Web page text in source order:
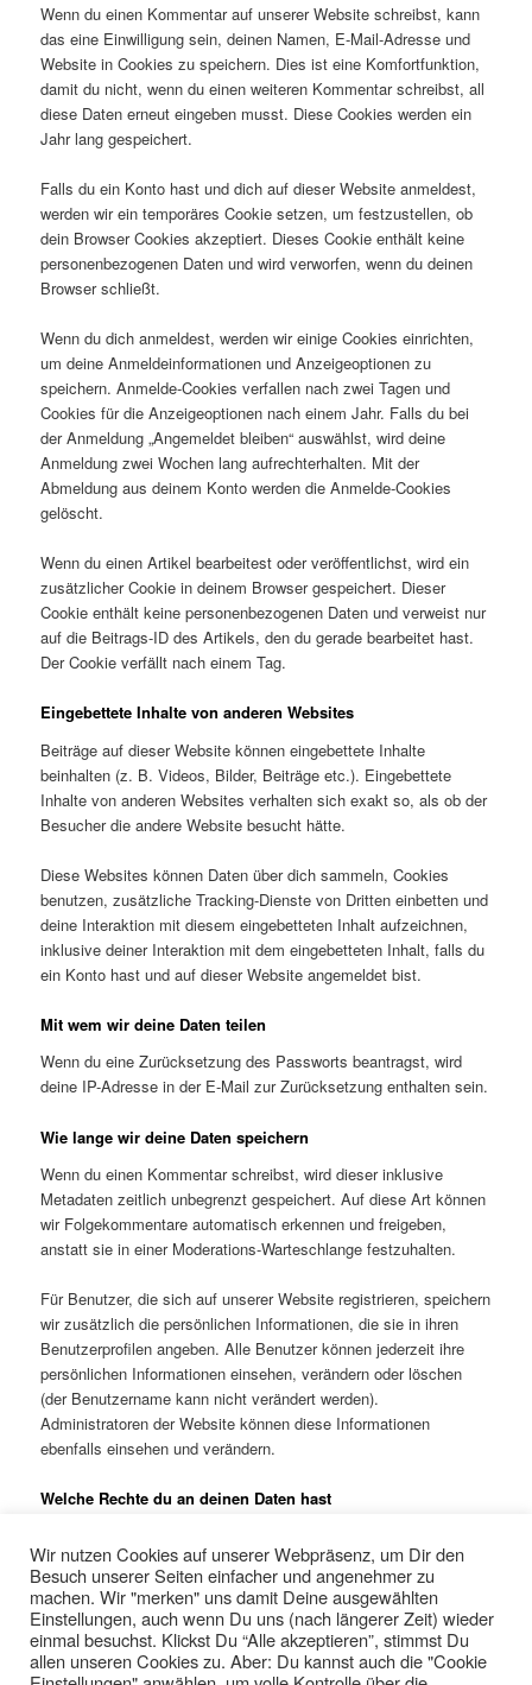
Wenn du einen Kommentar auf unserer Website schreibst, kann
das eine Einwilligung sein, deinen Namen, E-Mail-Adresse und
Website in Cookies zu speichern. Dies ist eine Komfortfunktion,
damit du nicht, wenn du einen weiteren Kommentar schreibst, all
diese Daten erneut eingeben musst. Diese Cookies werden ein
Jahr lang gespeichert.
Falls du ein Konto hast und dich auf dieser Website anmeldest,
werden wir ein temporäres Cookie setzen, um festzustellen, ob
dein Browser Cookies akzeptiert. Dieses Cookie enthält keine
personenbezogenen Daten und wird verworfen, wenn du deinen
Browser schließt.
Wenn du dich anmeldest, werden wir einige Cookies einrichten,
um deine Anmeldeinformationen und Anzeigeoptionen zu
speichern. Anmelde-Cookies verfallen nach zwei Tagen und
Cookies für die Anzeigeoptionen nach einem Jahr. Falls du bei
der Anmeldung „Angemeldet bleiben“ auswählst, wird deine
Anmeldung zwei Wochen lang aufrechterhalten. Mit der
Abmeldung aus deinem Konto werden die Anmelde-Cookies
gelöscht.
Wenn du einen Artikel bearbeitest oder veröffentlichst, wird ein
zusätzlicher Cookie in deinem Browser gespeichert. Dieser
Cookie enthält keine personenbezogenen Daten und verweist nur
auf die Beitrags-ID des Artikels, den du gerade bearbeitet hast.
Der Cookie verfällt nach einem Tag.
Eingebettete Inhalte von anderen Websites
Beiträge auf dieser Website können eingebettete Inhalte
beinhalten (z. B. Videos, Bilder, Beiträge etc.). Eingebettete
Inhalte von anderen Websites verhalten sich exakt so, als ob der
Besucher die andere Website besucht hätte.
Diese Websites können Daten über dich sammeln, Cookies
benutzen, zusätzliche Tracking-Dienste von Dritten einbetten und
deine Interaktion mit diesem eingebetteten Inhalt aufzeichnen,
inklusive deiner Interaktion mit dem eingebetteten Inhalt, falls du
ein Konto hast und auf dieser Website angemeldet bist.
Mit wem wir deine Daten teilen
Wenn du eine Zurücksetzung des Passworts beantragst, wird
deine IP-Adresse in der E-Mail zur Zurücksetzung enthalten sein.
Wie lange wir deine Daten speichern
Wenn du einen Kommentar schreibst, wird dieser inklusive
Metadaten zeitlich unbegrenzt gespeichert. Auf diese Art können
wir Folgekommentare automatisch erkennen und freigeben,
anstatt sie in einer Moderations-Warteschlange festzuhalten.
Für Benutzer, die sich auf unserer Website registrieren, speichern
wir zusätzlich die persönlichen Informationen, die sie in ihren
Benutzerprofilen angeben. Alle Benutzer können jederzeit ihre
persönlichen Informationen einsehen, verändern oder löschen
(der Benutzername kann nicht verändert werden).
Administratoren der Website können diese Informationen
ebenfalls einsehen und verändern.
Welche Rechte du an deinen Daten hast
geschrieben hast, kannst du einen Export deiner
personenbezogenen Daten bei uns anfordern, inklusive aller
Daten, die du uns mitgeteilt hast. Darüber hinaus kannst du die
Löschung aller personenbezogenen Daten, die wir von dir
gespeichert haben, anfordern. Dies umfasst nicht die Daten, die
Wir nutzen Cookies auf unserer Webpräsenz, um Dir den
Besuch unserer Seiten einfacher und angenehmer zu
machen. Wir "merken" uns damit Deine ausgewählten
Einstellungen, auch wenn Du uns (nach längerer Zeit) wieder
einmal besuchst. Klickst Du “Alle akzeptieren”, stimmst Du
allen unseren Cookies zu. Aber: Du kannst auch die "Cookie